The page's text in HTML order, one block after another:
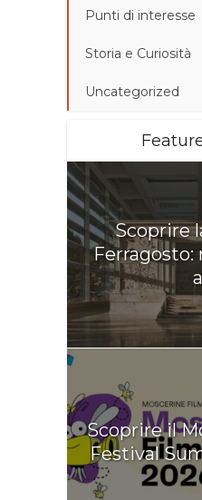
Punti di interesse
Storia e Curiosità
Uncategorized
Scoprire
Scoprire il
Festival